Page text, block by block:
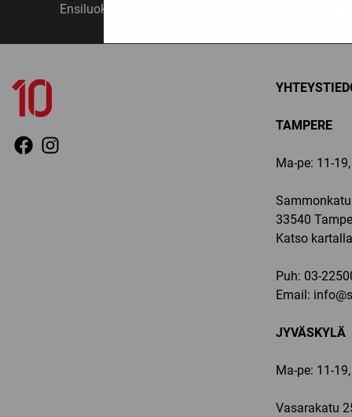
Ensiluokkainen palvelu
TAMPERE
Ma-pe: 11-
33540
Katso kartalla
Puh: 03-
Email:
JYVÄSKYLÄ
Ma-pe: 11-
Vasarakatu